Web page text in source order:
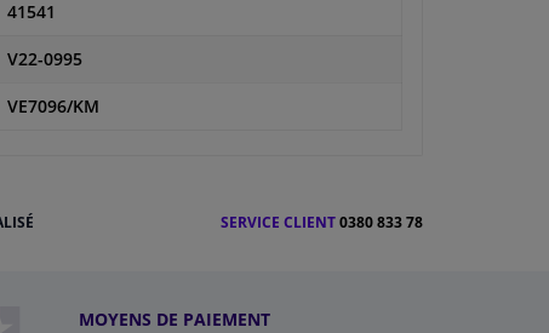
41541
V22-0995
VE7096/KM
SERVICE CLIENT0380 833 78
MOYENS DE PAIEMENT